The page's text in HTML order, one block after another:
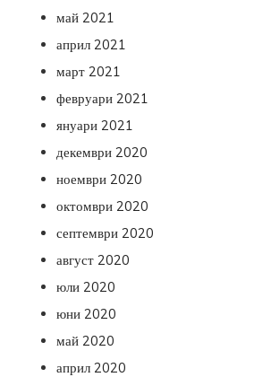
май 2021
април 2021
март 2021
февруари 2021
януари 2021
декември 2020
ноември 2020
октомври 2020
септември 2020
август 2020
юли 2020
юни 2020
май 2020
април 2020